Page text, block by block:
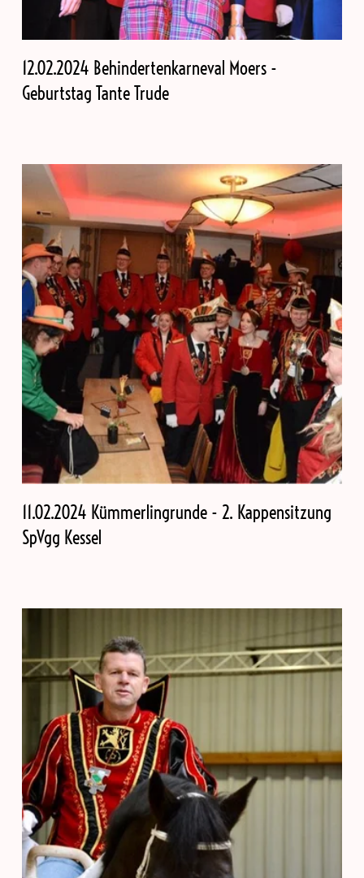
12.02.2024 Behindertenkarneval Moers -
Geburtstag Tante Trude
11.02.2024 Kümmerlingrunde - 2. Kappensitzung
SpVgg Kessel